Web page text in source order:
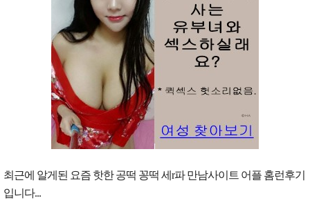
최근에 알게된 요즘 핫한 공떡 꽁떡 세r파 만남사이트 어플 홈런후기
입니다...